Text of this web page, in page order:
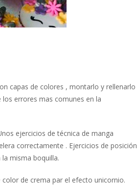
capas de colores , montarlo y rellenarlo
errores mas comunes en la
ejercicios de técnica de manga
correctamente . Ejercicios de posición
misma boquilla.
de crema par el efecto unicornio.